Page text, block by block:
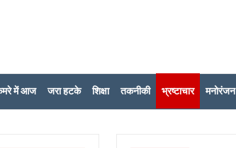
में आज जरा हटके शिक्षा तकनीकी भ्रष्टाचार मनोरंजन